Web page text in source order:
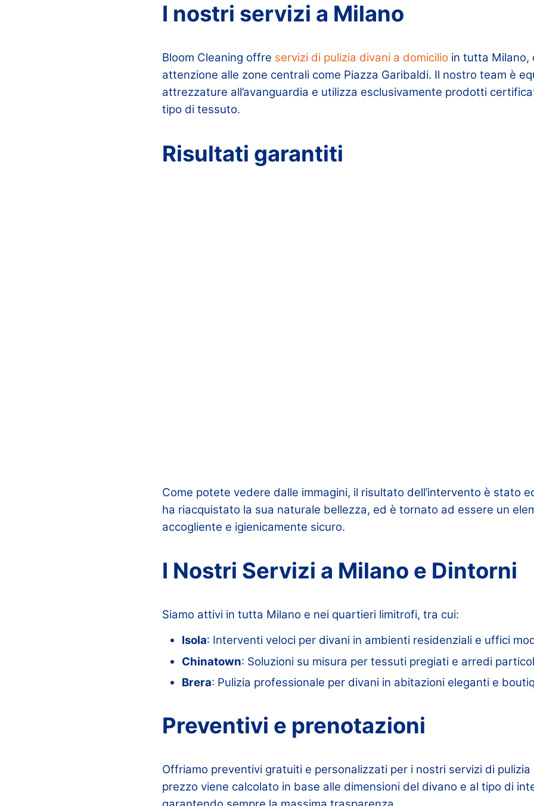
I nostri servizi a Milano
Bloom Cleaning offre servizi di pulizia divani a domicilio in tutta Milano,
attenzione alle zone centrali come Piazza Garibaldi. Il nostro team è
attrezzature all’avanguardia e utilizza esclusivamente prodotti
tipo di tessuto.
Risultati garantiti
Come potete vedere dalle immagini, il risultato dell’intervento è stato
ha riacquistato la sua naturale bellezza, ed è tornato ad essere un
accogliente e igienicamente sicuro.
I Nostri Servizi a Milano e Dintorni
Siamo attivi in tutta Milano e nei quartieri limitrofi, tra cui:
Isola: Interventi veloci per divani in ambienti residenziali e uffici
Chinatown: Soluzioni su misura per tessuti pregiati e arredi
Brera: Pulizia professionale per divani in abitazioni eleganti e
Preventivi e prenotazioni
Offriamo preventivi gratuiti e personalizzati per i nostri servizi di pulizia
prezzo viene calcolato in base alle dimensioni del divano e al tipo di